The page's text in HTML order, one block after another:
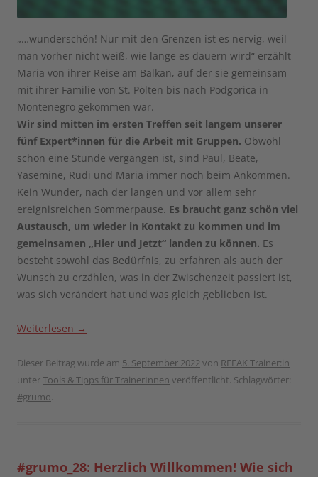
„…wunderschön! Nur mit den Grenzen ist es nervig, weil
man vorher nicht weiß, wie lange es dauern wird“ erzählt
Maria von ihrer Reise am Balkan, auf der sie gemeinsam
mit ihrer Familie von St. Pölten bis nach Podgorica in
Montenegro gekommen war.
Wir sind mitten im ersten Treffen seit langem unserer
fünf Expert*innen für die Arbeit mit Gruppen. Obwohl
schon eine Stunde vergangen ist, sind Paul, Beate,
Yasemine, Rudi und Maria immer noch beim Ankommen.
Kein Wunder, nach der langen und vor allem sehr
ereignisreichen Sommerpause. Es braucht ganz schön viel
Austausch, um wieder in Kontakt zu kommen und im
gemeinsamen „Hier und Jetzt“ landen zu können. Es
besteht sowohl das Bedürfnis, zu erfahren als auch der
Wunsch zu erzählen, was in der Zwischenzeit passiert ist,
was sich verändert hat und was gleich geblieben ist.
Weiterlesen →
Dieser Beitrag wurde am 5. September 2022von REFAK Trainer:in
unterTools & Tipps für TrainerInnen veröffentlicht. Schlagwörter:
#grumo.
#grumo_28: Herzlich Willkommen! Wie sich